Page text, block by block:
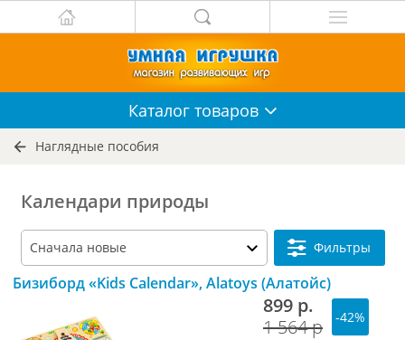
Каталог товаров
Наглядные пособия
Календари природы
Фильтры
Бизиборд «Kids Calendar», Alatoys (Алатойс)
899 р.
1 564 р
-42%